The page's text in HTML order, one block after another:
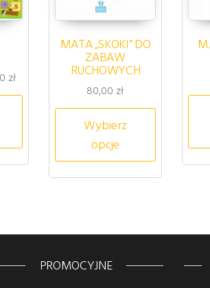
Opcje można wybrać na
złZakres cen: od 65,00 zł do 140,00 zł
Ten produkt ma wiele wariantów.
MATA „SKOKI” DO
ZABAW
RUCHOWYCH
80,00 zł
Wybierz
opcje
Ten
PROMOCYJNE